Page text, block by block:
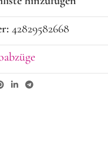
42829582668